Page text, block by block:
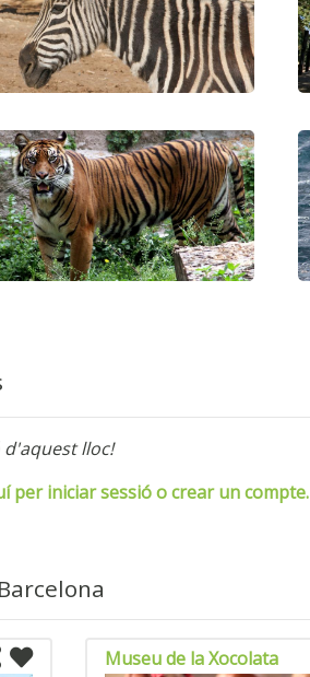
lloc!
per iniciar sessió o crear un compte.
Museu de la Xocolata